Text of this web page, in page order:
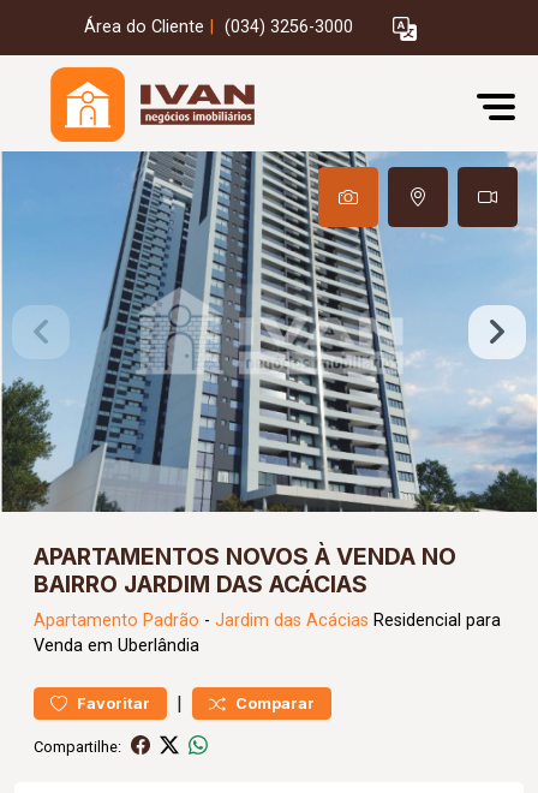
Área do Cliente (034) 3256-3000
APARTAMENTOS NOVOS À VENDA NO
BAIRRO JARDIM DAS ACÁCIAS
Apartamento Padrão - Jardim das Acácias Residencial para
Venda em Uberlândia
Favoritar | Comparar
Compartilhe: